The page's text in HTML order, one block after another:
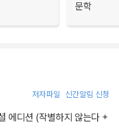
문학
저자파일 신간알림 신청
에디션 (작별하지 않는다 +